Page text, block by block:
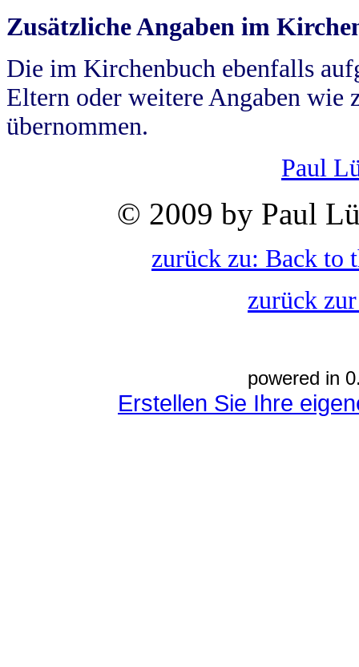
Zusätzliche Angaben im
Die im Kirchenbuch ebenfalls
Eltern oder weitere Angaben wie
übernommen.
Paul
© 2009 by Paul
zurück zu: Back to
zurück
powered in
Erstellen Sie Ihre